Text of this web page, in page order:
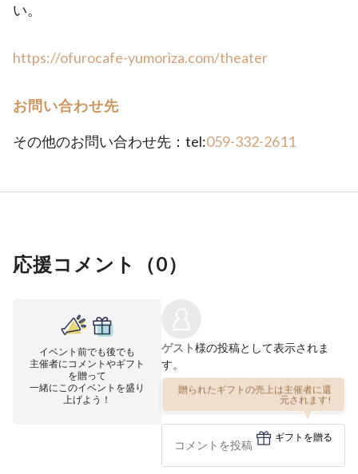
い。
https://ofurocafe-yumoriza.com/theater
お問い合わせ先
その他のお問い合わせ先：tel:059-332-2611
応援コメント（0）
イベント前でも後でも
主催者にコメントやギフト
を贈って
一緒にこのイベントを盛り
上げよう！
ゲスト様の投稿として表示されま
す。
贈られたギフトの売上は主催者に還
元されます!
ギフトを贈る